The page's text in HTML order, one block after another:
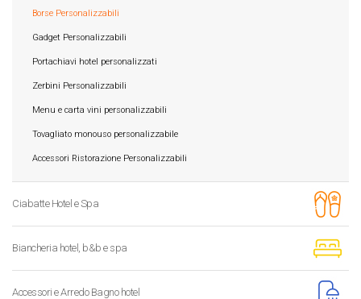
Borse Personalizzabili
Gadget Personalizzabili
Portachiavi hotel personalizzati
Zerbini Personalizzabili
Menu e carta vini personalizzabili
Tovagliato monouso personalizzabile
Accessori Ristorazione Personalizzabili
Ciabatte Hotel e Spa
Biancheria hotel, b&b e spa
Accessori e Arredo Bagno hotel